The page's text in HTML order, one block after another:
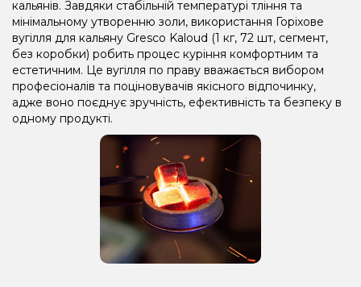
кальянів. Завдяки стабільній температурі тління та
мінімальному утворенню золи, використання Горіхове
вугілля для кальяну Gresco Kaloud (1 кг, 72 шт, сегмент,
без коробки) робить процес куріння комфортним та
естетичним. Це вугілля по праву вважається вибором
професіоналів та поціновувачів якісного відпочинку,
адже воно поєднує зручність, ефективність та безпеку в
одному продукті.